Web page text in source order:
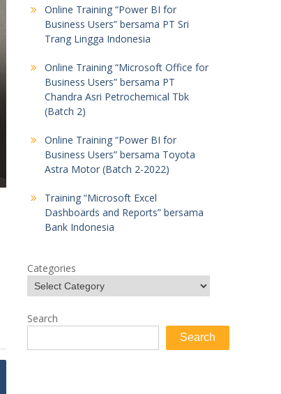
Online Training “Power BI for
Business Users” bersama PT Sri
Trang Lingga Indonesia
Online Training “Microsoft Office for
Business Users” bersama PT
Chandra Asri Petrochemical Tbk
(Batch 2)
Online Training “Power BI for
Business Users” bersama Toyota
Astra Motor (Batch 2-2022)
Training “Microsoft Excel
Dashboards and Reports” bersama
Bank Indonesia
Categories
Search
Search